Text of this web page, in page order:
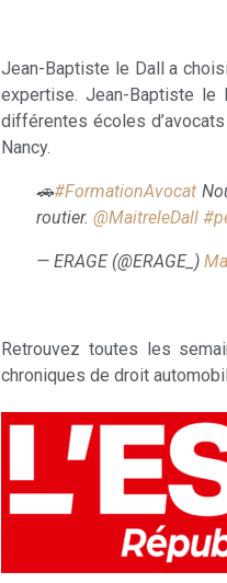
Jean-Baptiste le Dall a
expertise. Jean-Baptiste le
différentes écoles d’avocats
Nancy.
🚗#FormationAvocat
routier. @MaitreleDall
— ERAGE (@ERAGE_)
Retrouvez toutes les
chroniques de droit